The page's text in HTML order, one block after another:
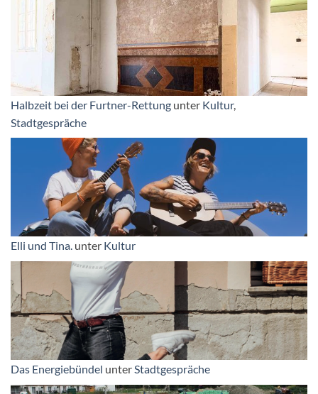
Halbzeit bei der Furtner-Rettung unter Kultur,
Stadtgespräche
Elli und Tina. unter Kultur
Das Energiebündel unterStadtgespräche